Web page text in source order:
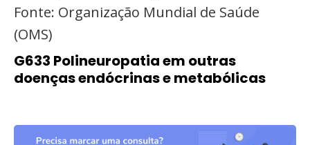
Fonte: Organização Mundial de Saúde
(OMS)
G633 Polineuropatia em outras
doenças endócrinas e metabólicas